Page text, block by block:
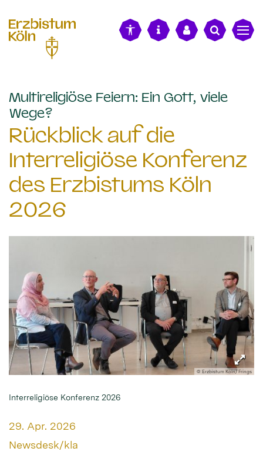
Multireligiöse Feiern: Ein Gott, viele
Wege?
Rückblick auf die
Interreligiöse Konferenz
des Erzbistums Köln
2026
© Erzbistum Köln/ Frings
Interreligiöse Konferenz 2026
Datum:
29. Apr. 2026
Von:
Newsdesk/kla